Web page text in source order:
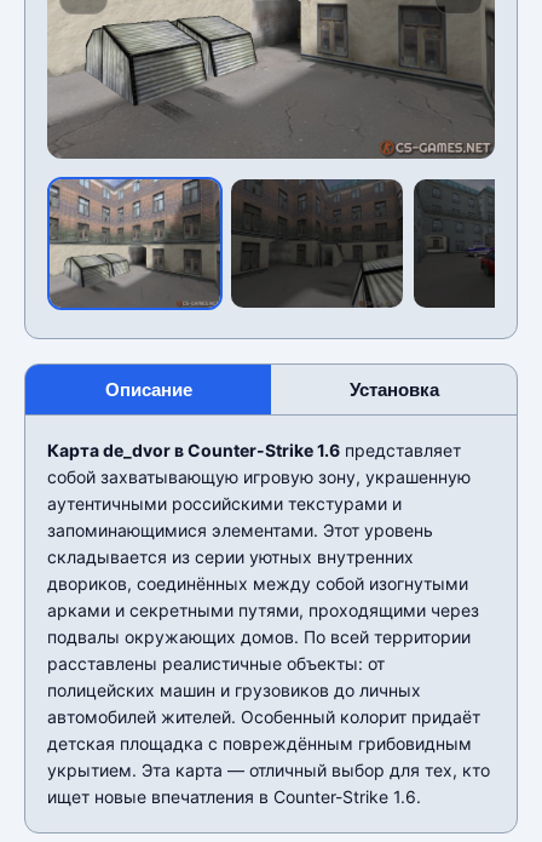
Описание Установка
Карта de_dvor в Counter-Strike 1.6 представляет
собой захватывающую игровую зону, украшенную
аутентичными российскими текстурами и
запоминающимися элементами. Этот уровень
складывается из серии уютных внутренних
двориков, соединённых между собой изогнутыми
арками и секретными путями, проходящими через
подвалы окружающих домов. По всей территории
расставлены реалистичные объекты: от
полицейских машин и грузовиков до личных
автомобилей жителей. Особенный колорит придаёт
детская площадка с повреждённым грибовидным
укрытием. Эта карта — отличный выбор для тех, кто
ищет новые впечатления в Counter-Strike 1.6.